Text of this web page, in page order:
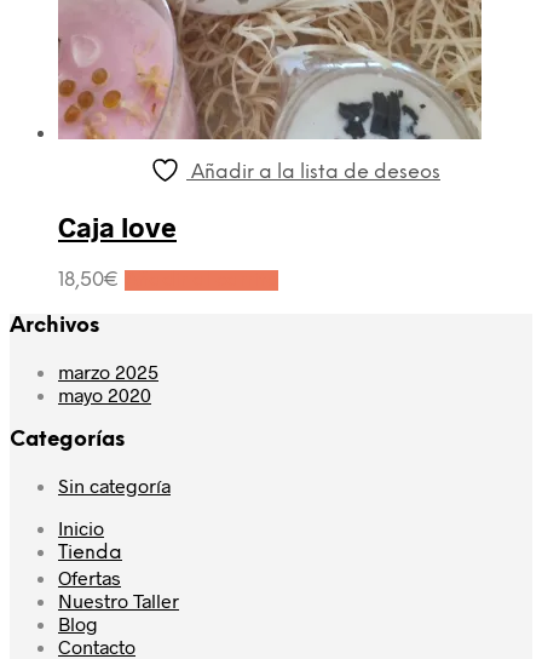
Añadir a la lista de deseos
Caja love
18,50€
Archivos
marzo 2025
mayo 2020
Categorías
Sin categoría
Inicio
Tienda
Ofertas
Nuestro Taller
Blog
Contacto